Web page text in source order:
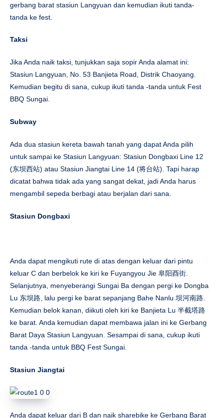
gerbang barat stasiun Langyuan dan kemudian ikuti tanda-
tanda ke fest.
Taksi
Jika Anda naik taksi, tunjukkan saja sopir Anda alamat ini:
Stasiun Langyuan, No. 53 Banjieta Road, Distrik Chaoyang.
Kemudian begitu di sana, cukup ikuti tanda -tanda untuk Fest
BBQ Sungai.
Subway
Ada dua stasiun kereta bawah tanah yang dapat Anda pilih
untuk sampai ke Stasiun Langyuan: Stasiun Dongbaxi Line 12
(东坝西站) atau Stasiun Jiangtai Line 14 (将台站). Tapi harap
dicatat bahwa tidak ada yang sangat dekat, jadi Anda harus
mengambil sepeda berbagi atau berjalan dari sana.
Stasiun Dongbaxi
Anda dapat mengikuti rute di atas dengan keluar dari pintu
keluar C dan berbelok ke kiri ke Fuyangyou Jie 阜阳酉街.
Selanjutnya, menyeberangi Sungai Ba dengan pergi ke Dongba
Lu 东坝路, lalu pergi ke barat sepanjang Bahe Nanlu 坝河南路.
Kemudian belok kanan, diikuti oleh kiri ke Banjieta Lu 半截塔路
ke barat. Anda kemudian dapat membawa jalan ini ke Gerbang
Barat Daya Stasiun Langyuan. Sesampai di sana, cukup ikuti
tanda -tanda untuk BBQ Fest Sungai.
Stasiun Jiangtai
Anda dapat keluar dari B dan naik sharebike ke Gerbang Barat